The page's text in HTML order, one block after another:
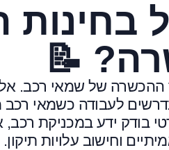
📝
של שמאי רכב.
לעבודה כשמאי
בודק ידע במכניקת רכב,
וחישוב עלויות